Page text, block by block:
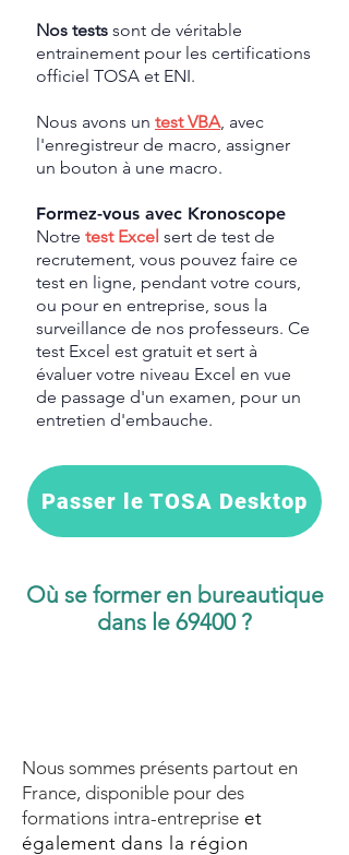
Nos tests sont de véritable
entrainement pour les certifications
officiel TOSA et ENI.
Nous avons un test VBA, avec
l'enregistreur de macro, assigner
un bouton à une macro.
Formez-vous avec Kronoscope
Notre test Excel sert de test de
recrutement, vous pouvez faire ce
test en ligne, pendant votre cours,
ou pour en entreprise, sous la
surveillance de nos professeurs. Ce
test Excel est gratuit et sert à
évaluer votre niveau Excel en vue
de passage d'un examen, pour un
entretien d'embauche.
Passer le TOSA Desktop
Où se former en bureautique
dans le 69400 ?
Nous sommes présents partout en
France, disponible pour des
formations intra-entreprise et
également dans la région